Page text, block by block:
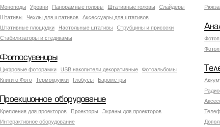
Моноподы Уровни Панорамные головы Штативные головы
Слайдеры
Штативы
Чехлы для штативов
Аксессуары для штативов
Штативные площадки
Настольные штативы
Струбцины и присоски
Стабилизаторы и стедикамы
Фотосувениры
Цифровые фоторамки USB накопители декоративные
Фотоальбомы
Книги о Фото
Термокружки Глобусы Барометры
Проекционное оборудование
Крепления для проекторов Проекторы
Экраны для проекторов
Интерактивное оборудование